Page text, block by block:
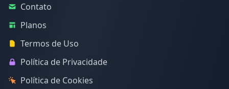
Contato
Planos
Termos de Uso
Política de Privacidade
Política de Cookies